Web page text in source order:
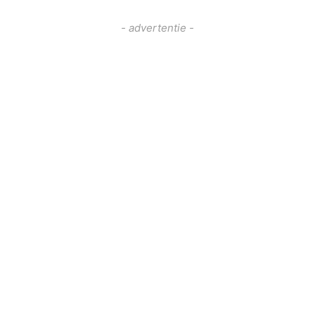
- advertentie -